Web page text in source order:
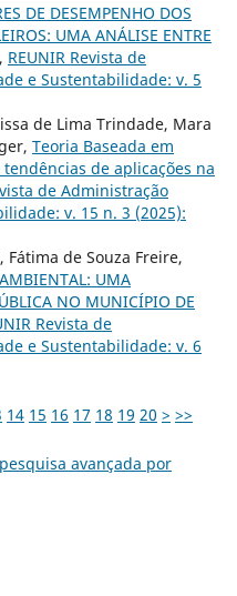
DE DESEMPENHO DOS
UMA ANÁLISE ENTRE
, REUNIR Revista de
e Sustentabilidade: v. 5
de Lima Trindade, Mara
Teoria Baseada em
de aplicações na
de Administração
v. 15 n. 3 (2025):
Fátima de Souza Freire,
UMA
NO MUNICÍPIO DE
Revista de
e Sustentabilidade: v. 6
14 15 16 17 18 19 20 > >>
avançada por